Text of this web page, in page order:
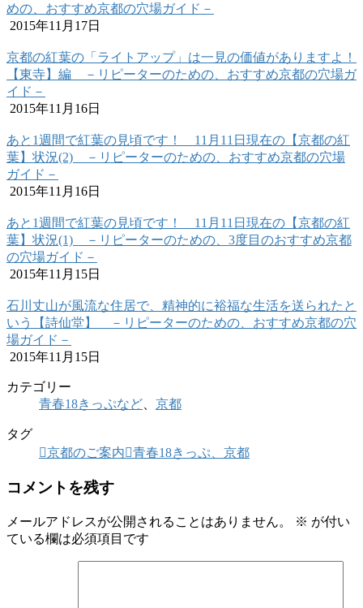
めの、おすすめ京都の穴場ガイド－
2015年11月17日
京都の紅葉の「ライトアップ」は一見の価値がありますよ！
【東寺】編 －リピーターのための、おすすめ京都の穴場ガ
イド－
2015年11月16日
あと1週間で紅葉の見頃です！ 11月11日現在の【京都の紅
葉】状況(2) －リピーターのための、おすすめ京都の穴場
ガイド－
2015年11月16日
あと1週間で紅葉の見頃です！ 11月11日現在の【京都の紅
葉】状況(1) －リピーターのための、3度目のおすすめ京都
の穴場ガイド－
2015年11月15日
石川丈山が風流な住居で、精神的に裕福な生活を送られたと
いう【詩仙堂】 －リピーターのための、おすすめ京都の穴
場ガイド－
2015年11月15日
カテゴリー
青春18きっぷなど
京都
タグ
京都のご案内
青春18きっぷ、京都
コメントを残す
メールアドレスが公開されることはありません。 ※ が付い
ている欄は必須項目です